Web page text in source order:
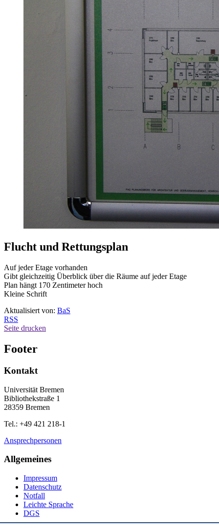
Flucht und Rettungsplan
Auf jeder Etage vorhanden
Gibt gleichzeitig Überblick über die Räume auf jeder Etage
Plan hängt 170 Zentimeter hoch
Kleine Schrift
Aktualisiert von: BaS
RSS
Seite drucken
Footer
Kontakt
Universität Bremen
Bibliothekstraße 1
28359 Bremen
Tel.: +49 421 218-1
Ansprechpersonen
Allgemeines
Impressum
Datenschutz
Notfall
Leichte Sprache
DGS